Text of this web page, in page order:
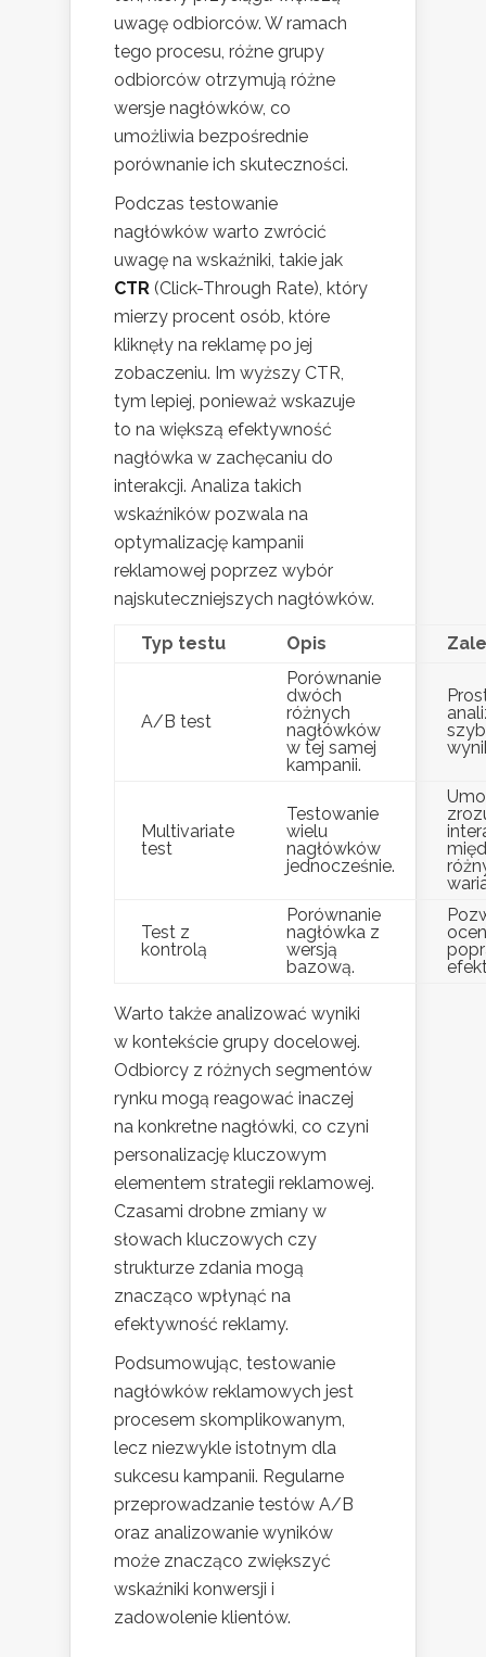
uwagę odbiorców. W ramach
tego procesu, różne grupy
odbiorców otrzymują różne
wersje nagłówków, co
umożliwia bezpośrednie
porównanie ich skuteczności.
Podczas testowanie
nagłówków warto zwrócić
uwagę na wskaźniki, takie jak
CTR (Click-Through Rate), który
mierzy procent osób, które
kliknęły na reklamę po jej
zobaczeniu. Im wyższy CTR,
tym lepiej, ponieważ wskazuje
to na większą efektywność
nagłówka w zachęcaniu do
interakcji. Analiza takich
wskaźników pozwala na
optymalizację kampanii
reklamowej poprzez wybór
najskuteczniejszych nagłówków.
Typ testu Opis
A/B test
Porównanie
dwóch
różnych
nagłówków
w tej samej
kampanii.
Multivariate
test
Testowanie
wielu
nagłówków
jednocześnie.
Test z
kontrolą
Porównanie
nagłówka z
wersją
bazową.
Warto także analizować wyniki
w kontekście grupy docelowej.
Odbiorcy z różnych segmentów
rynku mogą reagować inaczej
na konkretne nagłówki, co czyni
personalizację kluczowym
elementem strategii reklamowej.
Czasami drobne zmiany w
słowach kluczowych czy
strukturze zdania mogą
znacząco wpłynąć na
efektywność reklamy.
Podsumowując, testowanie
nagłówków reklamowych jest
procesem skomplikowanym,
lecz niezwykle istotnym dla
sukcesu kampanii. Regularne
przeprowadzanie testów A/B
oraz analizowanie wyników
może znacząco zwiększyć
wskaźniki konwersji i
zadowolenie klientów.